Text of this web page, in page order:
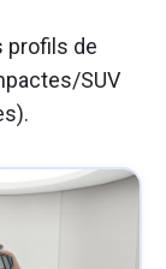
profils de
SUV